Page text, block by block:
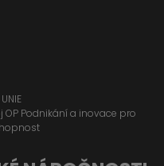
Podnikání a inovace pro